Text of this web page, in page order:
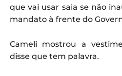
que vai usar saia se não
mandato à frente do
Cameli mostrou a
disse que tem palavra.